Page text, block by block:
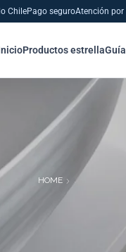
ChilePago seguroAtención
Productos estrella
HOME